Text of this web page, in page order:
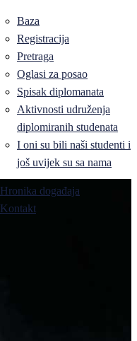
Baza
Registracija
Pretraga
Oglasi za posao
Spisak diplomanata
Aktivnosti udruženja
diplomiranih studenata
I oni su bili naši studenti i
još uvijek su sa nama
Hronika događaja
Kontakt